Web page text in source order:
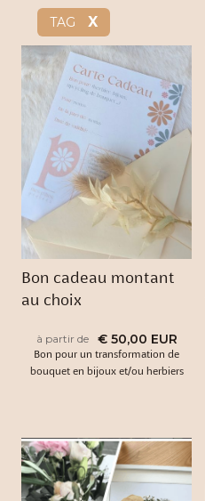
TAG X
Bon cadeau montant
au choix
à partir de € 50,00 EUR
Bon pour un transformation de
bouquet en bijoux et/ou herbiers